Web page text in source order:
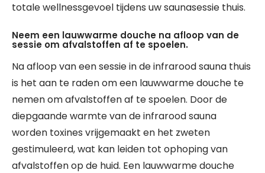
totale wellnessgevoel tijdens uw saunasessie thuis.
Neem een lauwwarme douche na afloop van de
sessie om afvalstoffen af te spoelen.
Na afloop van een sessie in de infrarood sauna thuis
is het aan te raden om een lauwwarme douche te
nemen om afvalstoffen af te spoelen. Door de
diepgaande warmte van de infrarood sauna
worden toxines vrijgemaakt en het zweten
gestimuleerd, wat kan leiden tot ophoping van
afvalstoffen op de huid. Een lauwwarme douche